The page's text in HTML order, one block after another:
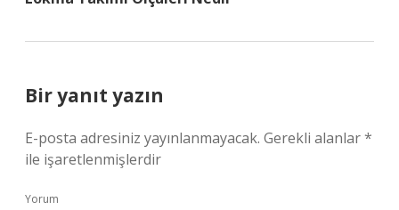
Bir yanıt yazın
E-posta adresiniz yayınlanmayacak. Gerekli alanlar*
ile işaretlenmişlerdir
Yorum